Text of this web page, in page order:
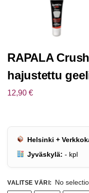
RAPALA
hajustettu
12,90 €
Helsinki +
Jyväskylä: - kpl
VALITSE VÄRI: No